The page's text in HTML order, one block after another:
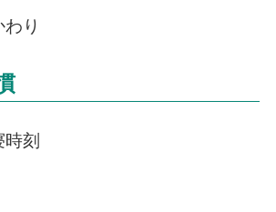
り
刻